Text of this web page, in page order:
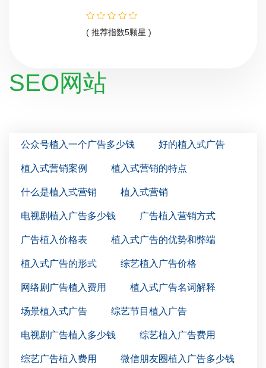
( 推荐指数5颗星 )
SEO网站
公众号植入一个广告多少钱 好的植入式广告
植入式营销案例 植入式营销的特点
什么是植入式营销 植入式营销
电视剧植入广告多少钱 广告植入营销方式
广告植入价格表 植入式广告的优势和弊端
植入式广告的形式 综艺植入广告价格
网络剧广告植入费用 植入式广告名词解释
场景植入式广告 综艺节目植入广告
电视剧广告植入多少钱 综艺植入广告费用
综艺广告植入费用 微信朋友圈植入广告多少钱